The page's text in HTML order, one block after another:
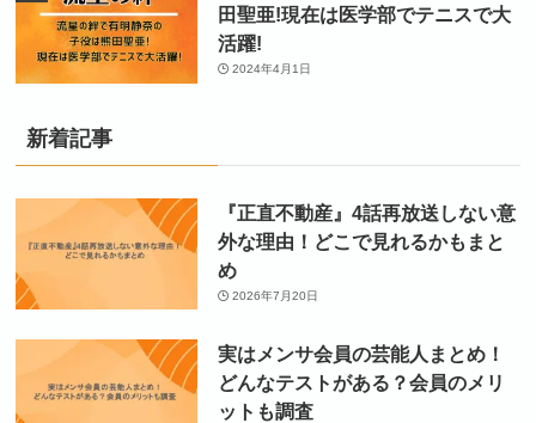
田聖亜!現在は医学部でテニスで大
活躍!
2024年4月1日
新着記事
『正直不動産』4話再放送しない意
外な理由！どこで見れるかもまと
め
2026年7月20日
実はメンサ会員の芸能人まとめ！
どんなテストがある？会員のメリ
ットも調査